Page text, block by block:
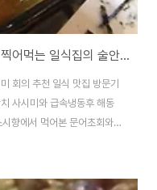
광어 고노와다, 광어회를 해삼내장에 찍어먹는 일식집의 술안주 요리 시식기
회의 추천 일식 맛집 방문기
사시미와 급속냉동후 해동
향에서 먹어본 문어초회와
마토 연어샐러드와 야끼우
것을 찾다보니 광어 고노와다